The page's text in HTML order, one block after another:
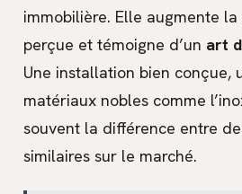
immobilière. Elle augmente
perçue et témoigne d’un art
Une installation bien conçue,
matériaux nobles comme
souvent la différence entre
similaires sur le marché.